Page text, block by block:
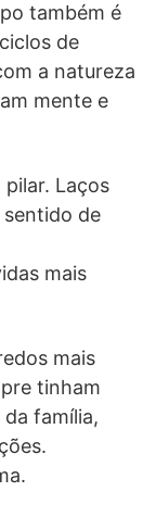
também é
de
a natureza
mente e
Laços
sentido de
mais
mais
tinham
família,